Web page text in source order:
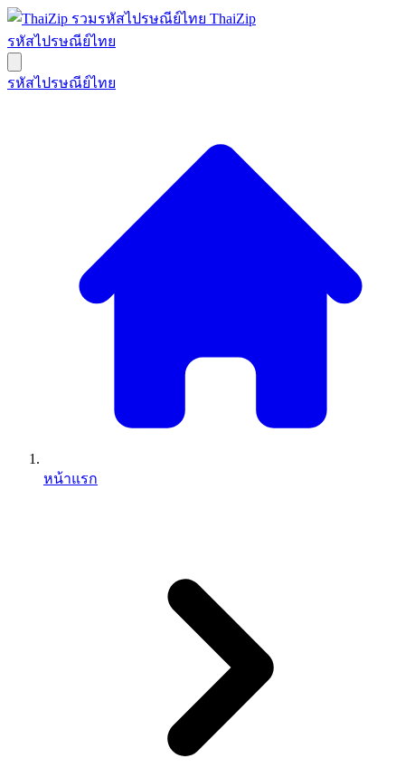
ThaiZip
รหัสไปรษณีย์ไทย
รหัสไปรษณีย์ไทย
หน้าแรก